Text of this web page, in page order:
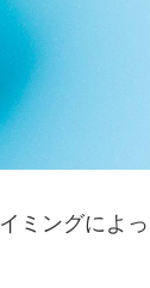
ミングによっ